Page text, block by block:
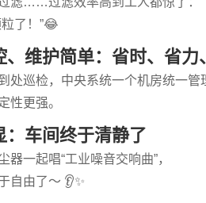
了！”😂
、维护简单：省时、省力
处巡检，中央系统一个机房统一管
性更强。
：车间终于清静了
器一起唱“工业噪音交响曲”，
自由了～ 👂✨